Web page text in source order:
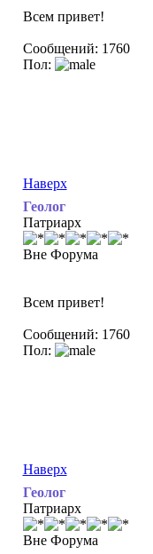
Всем привет!
Сообщений: 1760
Пол:
Наверх
Геолог
Патриарх
Вне Форума
Всем привет!
Сообщений: 1760
Пол:
Наверх
Геолог
Патриарх
Вне Форума